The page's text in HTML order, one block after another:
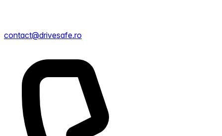
contact@drivesafe.ro